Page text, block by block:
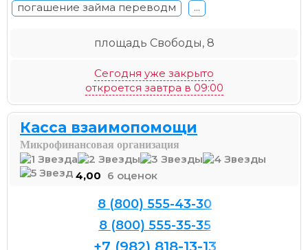
погашение займа переводм
...
площадь Свободы, 8
Сегодня уже закрыто
откроется завтра в 09:00
Касса взаимопомощи
Микрофинансовая организация
4,00 6 оценок
8 (800) 555-43-30
8 (800) 555-35-35
+7 (982) 818-13-13